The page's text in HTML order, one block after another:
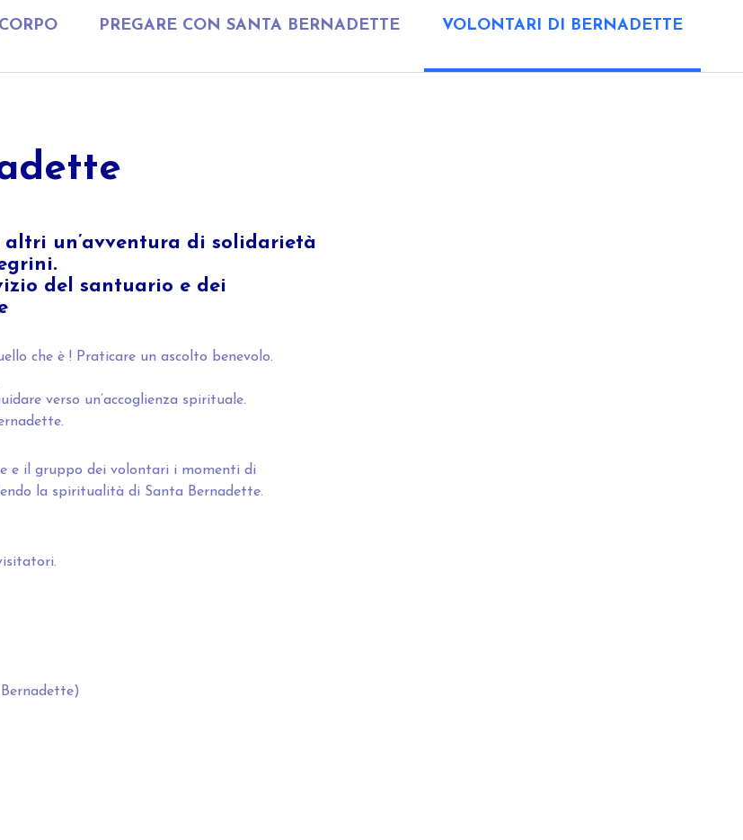
PREGARE CON SANTA BERNADETTE VOLONTARI DI BERNADETTE
un’avventura di solidarietà
del santuario e dei
che è ! Praticare un ascolto benevolo.
verso un’accoglienza spirituale.
e il gruppo dei volontari i momenti di
la spiritualità di Santa Bernadette.